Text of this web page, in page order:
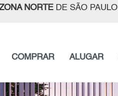
NORTEDE SÃO PAULO
COMPRAR ALUGAR